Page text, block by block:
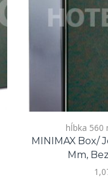
hĺbka 560
MINIMAX Box/
Mm,